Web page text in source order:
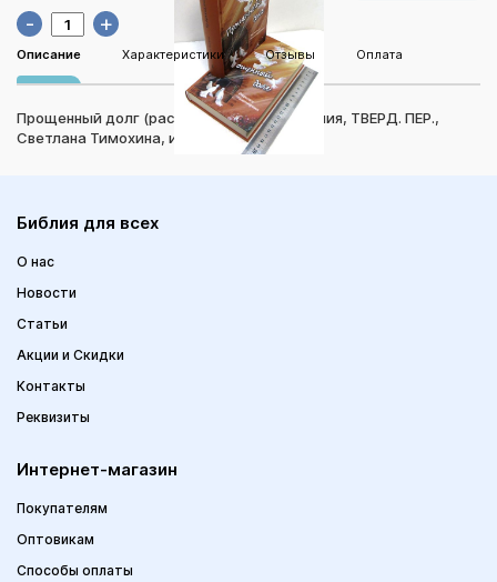
- +
Описание Характеристики Отзывы Оплата
Прощенный долг (рассказы и стихотворения, ТВЕРД. ПЕР.,
Светлана Тимохина, изд. "Samenkorn")
Библия для всех
О нас
Новости
Статьи
Акции и Скидки
Контакты
Реквизиты
Интернет-магазин
Покупателям
Оптовикам
Способы оплаты